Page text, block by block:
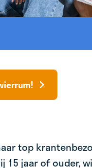
top
15 jaar of ouder,